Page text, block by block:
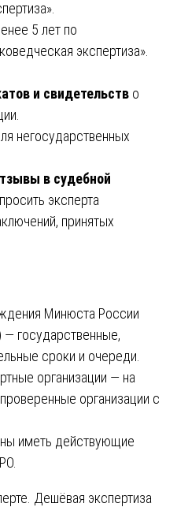
5 лет по
экспертиза».
и свидетельств о
негосударственных
в судебной
эксперта
принятых
Минюста России
государственные,
сроки и очереди.
организации — на
организации с
иметь действующие
Дешёвая экспертиза